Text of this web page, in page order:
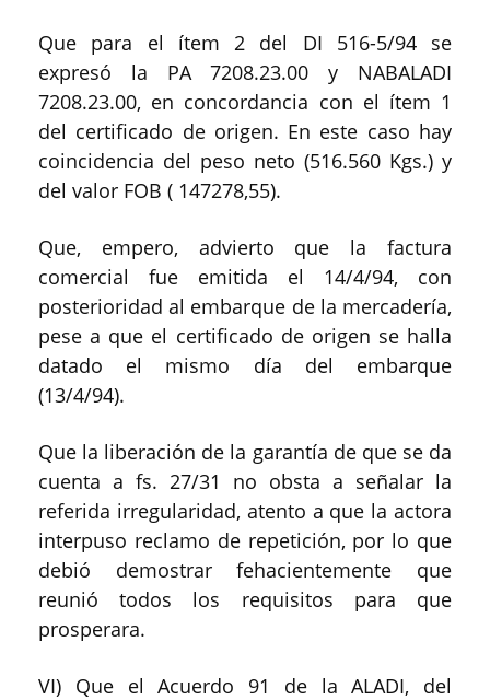
Que para el ítem 2 del DI 516-5/94 se
expresó la PA 7208.23.00 y NABALADI
7208.23.00, en concordancia con el ítem 1
del certificado de origen. En este caso hay
coincidencia del peso neto (516.560 Kgs.) y
del valor FOB ( 147278,55).
Que, empero, advierto que la factura
comercial fue emitida el 14/4/94, con
posterioridad al embarque de la mercadería,
pese a que el certificado de origen se halla
datado el mismo día del embarque
(13/4/94).
Que la liberación de la garantía de que se da
cuenta a fs. 27/31 no obsta a señalar la
referida irregularidad, atento a que la actora
interpuso reclamo de repetición, por lo que
debió demostrar fehacientemente que
reunió todos los requisitos para que
prosperara.
VI) Que el Acuerdo 91 de la ALADI, del